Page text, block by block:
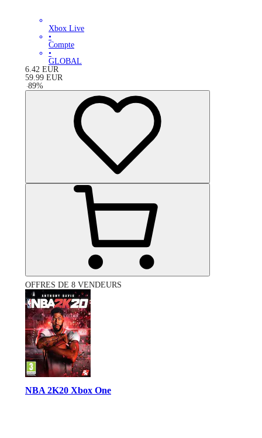
Xbox Live
•
Compte
•
GLOBAL
6.42 EUR
59.99 EUR
-89%
OFFRES DE 8 VENDEURS
NBA 2K20 Xbox One